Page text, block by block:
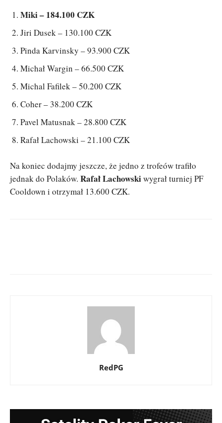
Miki – 184.100 CZK
Jiri Dusek – 130.100 CZK
Pinda Karvinsky – 93.900 CZK
Michał Wargin – 66.500 CZK
Michal Fafilek – 50.200 CZK
Coher – 38.200 CZK
Pavel Matusnak – 28.800 CZK
Rafał Lachowski – 21.100 CZK
Na koniec dodajmy jeszcze, że jedno z trofeów trafiło
jednak do Polaków. Rafał Lachowskiwygrał turniej PF
Cooldown i otrzymał 13.600 CZK.
RedPG